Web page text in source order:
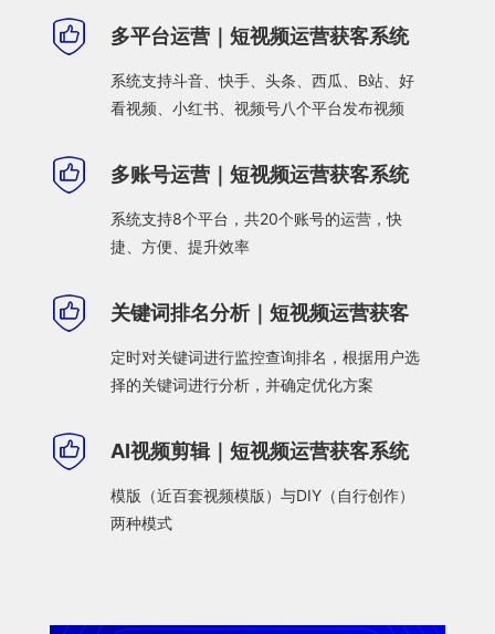
多平台运营｜短视频运营获客系统
系统支持斗音、快手、头条、西瓜、B站、好
看视频、小红书、视频号八个平台发布视频
多账号运营｜短视频运营获客系统
系统支持8个平台，共20个账号的运营，快
捷、方便、提升效率
关键词排名分析｜短视频运营获客
系统
定时对关键词进行监控查询排名，根据用户选
择的关键词进行分析，并确定优化方案
AI视频剪辑｜短视频运营获客系统
模版（近百套视频模版）与DIY（自行创作）
两种模式